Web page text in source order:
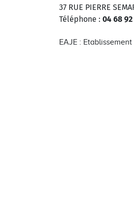
37 RUE PIERRE
Téléphone : 04 68 92
EAJE :